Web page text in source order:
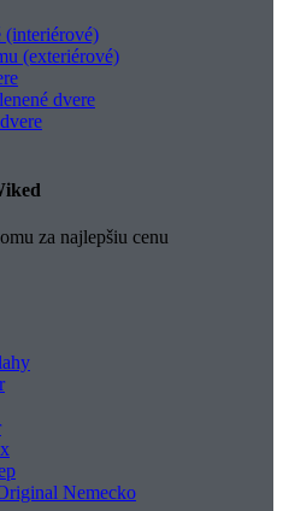
(interiérové)
(exteriérové)
dvere
za najlepšiu cenu
Nemecko